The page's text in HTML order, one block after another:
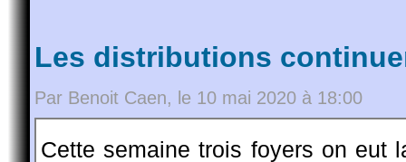
Les distributions
Par Benoit Caen, le 10 mai 2020 à 18:00
Cette semaine trois foyers on eut